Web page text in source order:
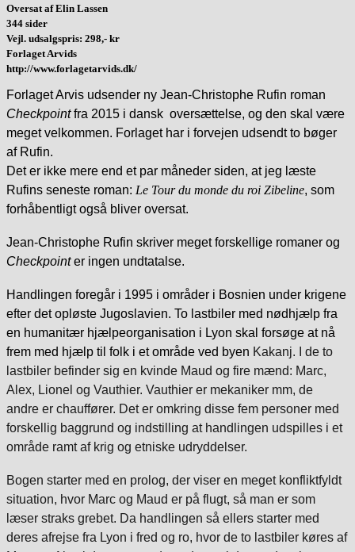
Oversat af Elin Lassen
344 sider
Vejl. udsalgspris: 298,- kr
Forlaget Arvids
http://www.forlagetarvids.dk/
Forlaget Arvis udsender ny Jean-Christophe Rufin roman
Checkpointfra 2015 i dansk oversættelse, og den skal være
meget velkommen. Forlaget har i forvejen udsendt to bøger
af Rufin.
Det er ikke mere end et par måneder siden, at jeg læste
Rufins seneste roman: Le Tour du monde du roi Zibeline, som
forhåbentligt også bliver oversat.
Jean-Christophe Rufin skriver meget forskellige romaner og
Checkpointer ingen undtatalse.
Handlingen foregår i 1995 i områder i Bosnien under krigene
efter det opløste Jugoslavien. To lastbiler med nødhjælp fra
en humanitær hjælpeorganisation i Lyon skal forsøge at nå
frem med hjælp til folk i et område ved byen Kakanj. I de to
lastbiler befinder sig en kvinde Maud og fire mænd: Marc,
Alex, Lionel og Vauthier. Vauthier er mekaniker mm, de
andre er chauffører. Det er omkring disse fem personer med
forskellig baggrund og indstilling at handlingen udspilles i et
område ramt af krig og etniske udryddelser.
Bogen starter med en prolog, der viser en meget konfliktfyldt
situation, hvor Marc og Maud er på flugt, så man er som
læser straks grebet. Da handlingen så ellers starter med
deres afrejse fra Lyon i fred og ro, hvor de to lastbiler køres af